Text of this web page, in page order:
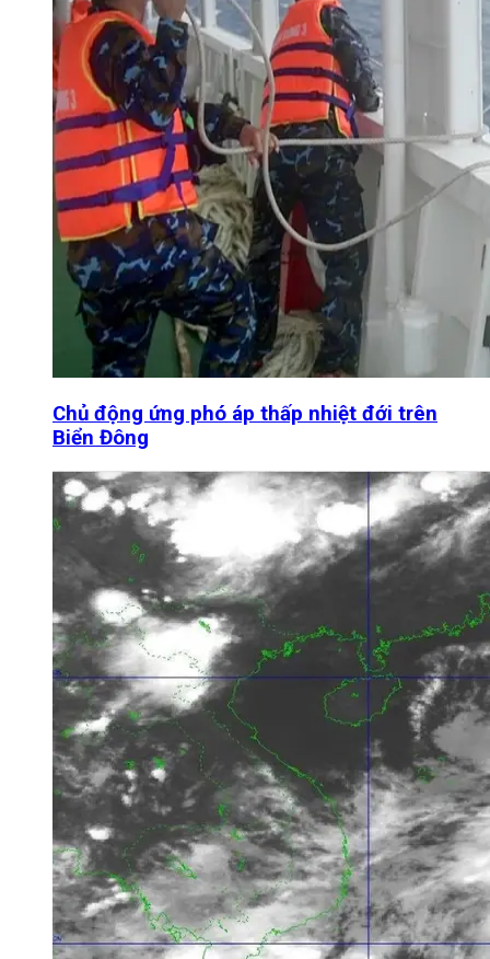
Chủ động ứng phó áp thấp nhiệt đới trên
Biển Đông